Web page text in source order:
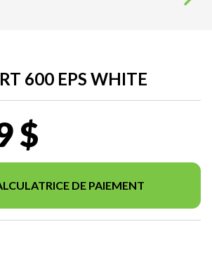
600 EPS WHITE
$
DE PAIEMENT